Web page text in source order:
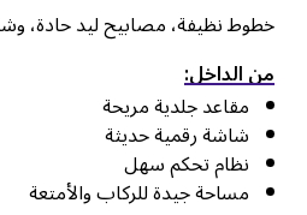
خطوط نظيفة، مصابيح ليد حادة،
من الداخل:
مقاعد جلدية مريحة
شاشة رقمية حديثة
نظام تحكم سهل
مساحة جيدة للركاب والأمتعة